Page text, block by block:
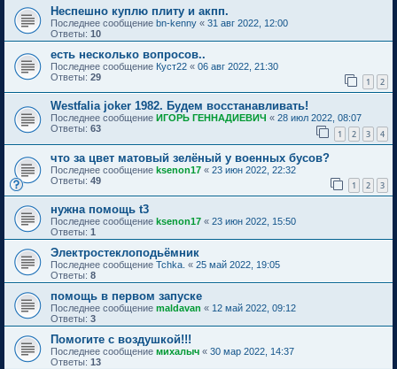
Неспешно куплю плиту и акпп.
Последнее сообщение bn-kenny « 31 авг 2022, 12:00
Ответы: 10
есть несколько вопросов..
Последнее сообщение Куст22 « 06 авг 2022, 21:30
Ответы: 29 1 2
Westfalia joker 1982. Будем восстанавливать!
Последнее сообщение ИГОРЬ ГЕННАДИЕВИЧ « 28 июл 2022, 08:07
Ответы: 63 1 2 3 4
что за цвет матовый зелёный у военных бусов?
Последнее сообщение ksenon17 « 23 июн 2022, 22:32
Ответы: 49 1 2 3
нужна помощь t3
Последнее сообщение ksenon17 « 23 июн 2022, 15:50
Ответы: 1
Электростеклоподьёмник
Последнее сообщение Tchka. « 25 май 2022, 19:05
Ответы: 8
помощь в первом запуске
Последнее сообщение maldavan « 12 май 2022, 09:12
Ответы: 3
Помогите с воздушкой!!!
Последнее сообщение михалыч « 30 мар 2022, 14:37
Ответы: 13